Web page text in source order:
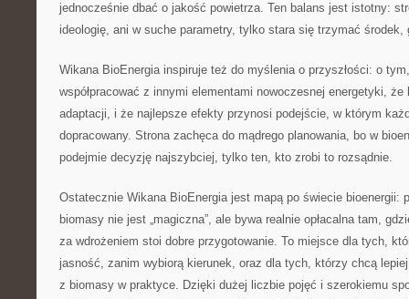
jednocześnie dbać o jakość powietrza. Ten balans jest istotny:
ideologię, ani w suche parametry, tylko stara się trzymać
Wikana BioEnergia inspiruje też do myślenia o przyszłości: o
współpracować z innymi elementami nowoczesnej energetyki,
adaptacji, i że najlepsze efekty przynosi podejście, w którym
dopracowany. Strona zachęca do mądrego planowania, bo w
podejmie decyzję najszybciej, tylko ten, kto zrobi to rozsądnie.
Ostatecznie Wikana BioEnergia jest mapą po świecie bioenergii:
biomasy nie jest „magiczna”, ale bywa realnie opłacalna tam,
za wdrożeniem stoi dobre przygotowanie. To miejsce dla tych,
jasność, zanim wybiorą kierunek, oraz dla tych, którzy chcą lepiej
z biomasy w praktyce. Dzięki dużej liczbie pojęć i szerokiemu